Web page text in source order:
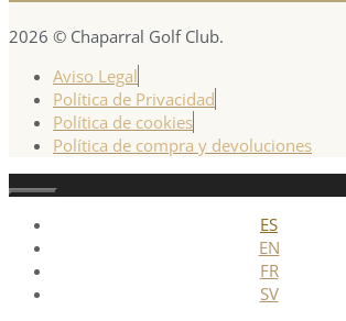
2026 © Chaparral Golf Club.
Aviso Legal
Política de Privacidad
Política de cookies
Política de compra y devoluciones
Cerrar
ES
EN
FR
SV